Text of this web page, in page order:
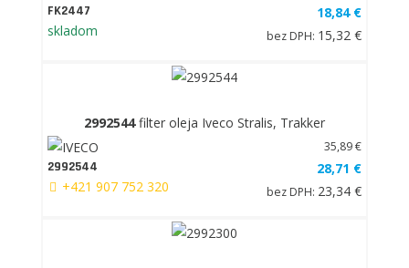
FK2447
skladom
18,84 €
bez DPH: 15,32 €
2992544filter oleja Iveco Stralis, Trakker
2992544
+421 907 752 320
35,89 €
28,71 €
bez DPH: 23,34 €